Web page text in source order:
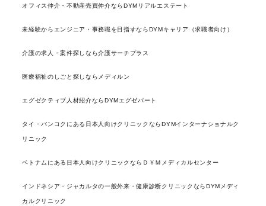
オフィス仲介・不動産売買仲介ならDYMリアルエステート
未経験からエンジニア・事務職を目指すならDYMキャリア（求職者向け）
介護の求人・案件探しなら介護サーチプラス
医療福祉のしごと探しならメディルン
エグゼクティブ人材紹介ならDYMエグゼパート
タイ・バンコクにある日本人向けクリニックならDYMインターナショナルク
リニック
ベトナムにある日本人向けクリニックならＤＹＭメディカルセンター
インドネシア・ジャカルタの一般外来・健康診断クリニックならDYMメディ
カルクリニック